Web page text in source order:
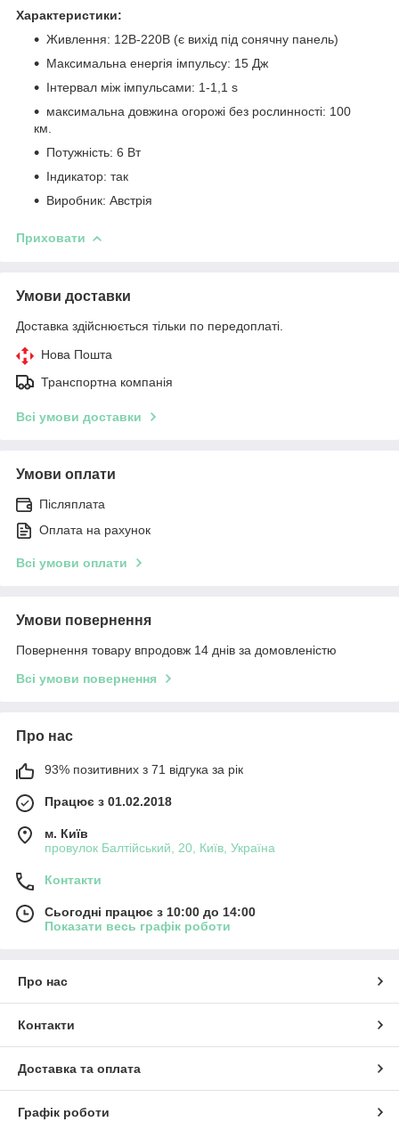
Характеристики:
Живлення: 12В-220В (є вихід під сонячну панель)
Максимальна енергія імпульсу: 15 Дж
Інтервал між імпульсами: 1-1,1 s
максимальна довжина огорожі без рослинності: 100
км.
Потужність: 6 Вт
Індикатор: так
Виробник: Австрія
Приховати
Умови доставки
Доставка здійснюється тільки по передоплаті.
Нова Пошта
Транспортна компанія
Всі умови доставки
Умови оплати
Післяплата
Оплата на рахунок
Всі умови оплати
Умови повернення
Повернення товару впродовж 14 днів за домовленістю
Всі умови повернення
Про нас
93% позитивних з 71 відгука за рік
Працює з 01.02.2018
м. Київ
провулок Балтійський, 20, Київ, Україна
Контакти
Сьогодні працює з 10:00 до 14:00
Показати весь графік роботи
Про нас
Контакти
Доставка та оплата
Графік роботи